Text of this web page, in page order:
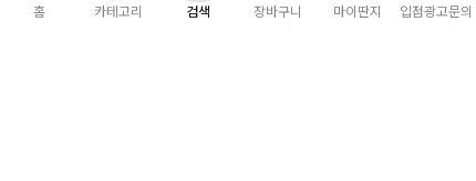
홈 카테고리 검색 장바구니 마이딴지 입점광고문의